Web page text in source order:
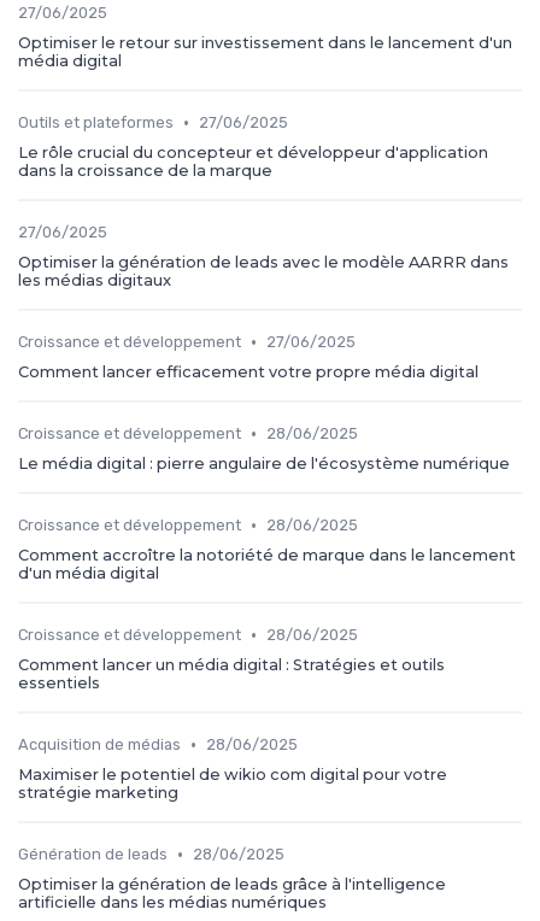
27/06/2025
Optimiser le retour sur investissement dans le lancement d'un
média digital
Outils et plateformes •
27/06/2025
Le rôle crucial du concepteur et développeur d'application
dans la croissance de la marque
27/06/2025
Optimiser la génération de leads avec le modèle AARRR dans
les médias digitaux
Croissance et développement •
27/06/2025
Comment lancer efficacement votre propre média digital
Croissance et développement •
28/06/2025
Le média digital : pierre angulaire de l'écosystème numérique
Croissance et développement •
28/06/2025
Comment accroître la notoriété de marque dans le lancement
d'un média digital
Croissance et développement •
28/06/2025
Comment lancer un média digital : Stratégies et outils
essentiels
Acquisition de médias •
28/06/2025
Maximiser le potentiel de wikio com digital pour votre
stratégie marketing
Génération de leads •
28/06/2025
Optimiser la génération de leads grâce à l'intelligence
artificielle dans les médias numériques